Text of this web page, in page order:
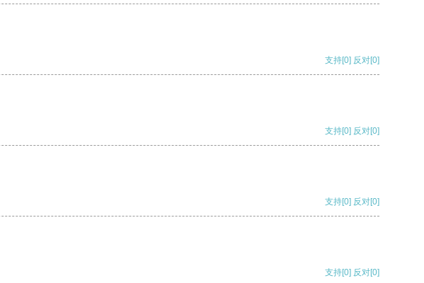
支持[0] 反对[0]
支持[0] 反对[0]
支持[0] 反对[0]
支持[0] 反对[0]